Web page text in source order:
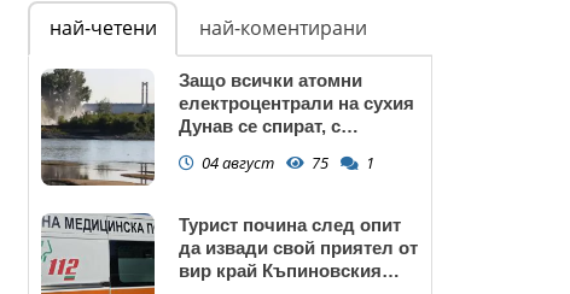
най-четени най-коментирани
Защо всички атомни
електроцентрали на сухия
Дунав се спират, с
"Козлодуй"?
04 август 75 1
Турист почина след опит
да извади свой приятел от
вир край Къпиновския